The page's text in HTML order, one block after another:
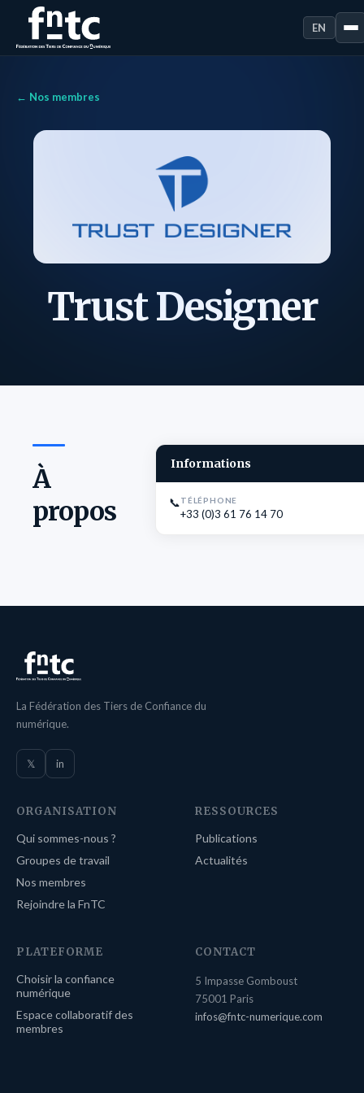
EN
← Nos membres
Trust Designer
À
propos
Informations
📞TÉLÉPHONE
+33 (0)3 61 76 14 70
La Fédération des Tiers de Confiance du
numérique.
𝕏 in
ORGANISATION
Qui sommes-nous ?
Groupes de travail
Nos membres
Rejoindre la FnTC
RESSOURCES
Publications
Actualités
PLATEFORME
Choisir la confiance
numérique
Espace collaboratif des
membres
CONTACT
5 Impasse Gomboust
75001 Paris
infos@fntc-numerique.com